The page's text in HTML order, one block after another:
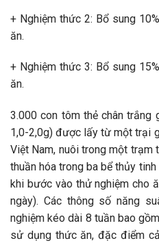
+ Nghiệm thức 2: Bổ sung
ăn.
+ Nghiệm thức 3: Bổ sung
ăn.
3.000 con tôm thẻ chân
1,0-2,0g) được lấy từ một trại
Việt Nam, nuôi trong một trạm
thuần hóa trong ba bể thủy
khi bước vào thử nghiệm cho
ngày). Các thông số năng
nghiệm kéo dài 8 tuần bao
sử dụng thức ăn, đặc điểm